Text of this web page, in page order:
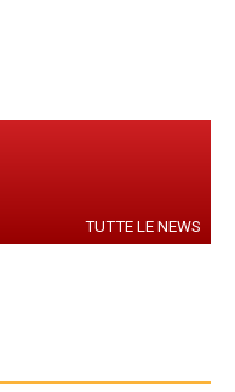
TUTTE LE NEWS